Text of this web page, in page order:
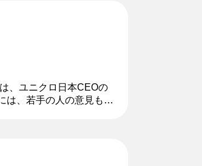
、ユニクロ日本CEOの
は、若手の人の意見も大